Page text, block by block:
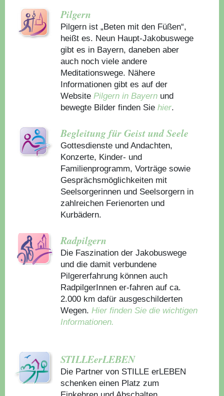
Pilgern
Pilgern ist „Beten mit den Füßen“,
heißt es. Neun Haupt-Jakobuswege
gibt es in Bayern, daneben aber
auch noch viele andere
Meditationswege. Nähere
Informationen gibt es auf der
WebsitePilgern in Bayern und
bewegte Bilder finden Sie hier.
Begleitung für Geist und Seele
Gottesdienste und Andachten,
Konzerte, Kinder- und
Familienprogramm, Vorträge sowie
Gesprächsmöglichkeiten mit
Seelsorgerinnen und Seelsorgern in
zahlreichen Ferienorten und
Kurbädern.
Radpilgern
Die Faszination der Jakobuswege
und die damit verbundene
Pilgererfahrung können auch
RadpilgerInnen er-fahren auf ca.
2.000 km dafür ausgeschilderten
Wegen.Hier finden Sie die wichtigen
Informationen.
STILLEerLEBEN
Die Partner von STILLE erLEBEN
schenken einen Platz zum